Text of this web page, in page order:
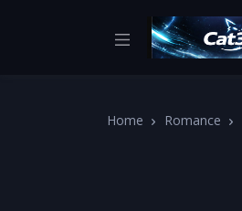
Home Romance